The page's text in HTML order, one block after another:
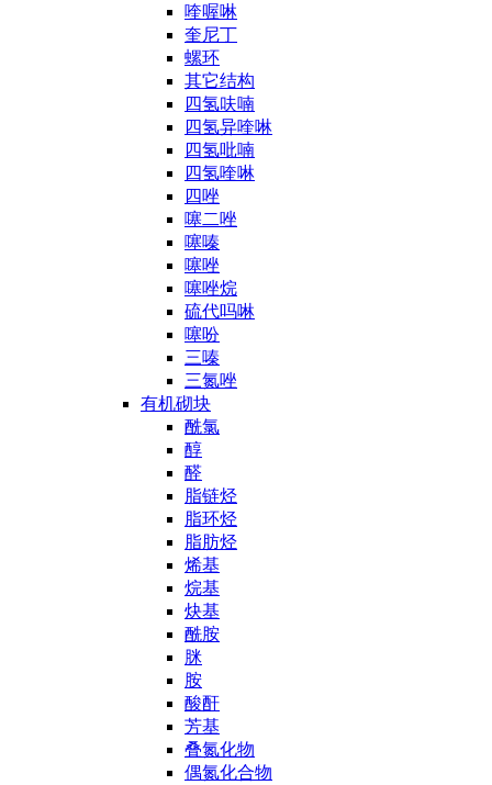
喹喔啉
奎尼丁
螺环
其它结构
四氢呋喃
四氢异喹啉
四氢吡喃
四氢喹啉
四唑
噻二唑
噻嗪
噻唑
噻唑烷
硫代吗啉
噻吩
三嗪
三氮唑
有机砌块
酰氯
醇
醛
脂链烃
脂环烃
脂肪烃
烯基
烷基
炔基
酰胺
脒
胺
酸酐
芳基
叠氮化物
偶氮化合物